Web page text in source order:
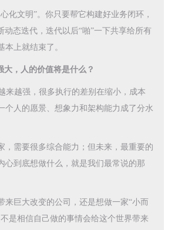
化文明”。你只要帮它构建好业务闭环，
动态迭代，迭代以后“啪”一下共享给所有
本上就结束了。
，人的价值将是什么？
来越强，很多执行的差别在缩小，成本
个人的愿景、想象力和架构能力成了分水
，需要很多综合能力；但未来，最重要的
心到底想做什么，就是我们最常说的那
来巨大改变的公司，还是想做一家“小而
是相信自己做的事情会给这个世界带来